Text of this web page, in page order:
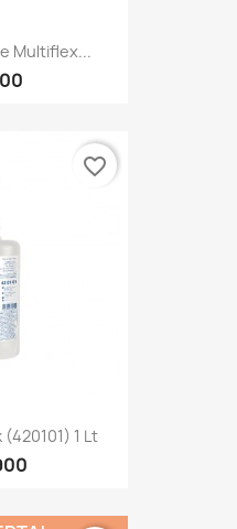
Multiflex...
1 Lt
favorite_border